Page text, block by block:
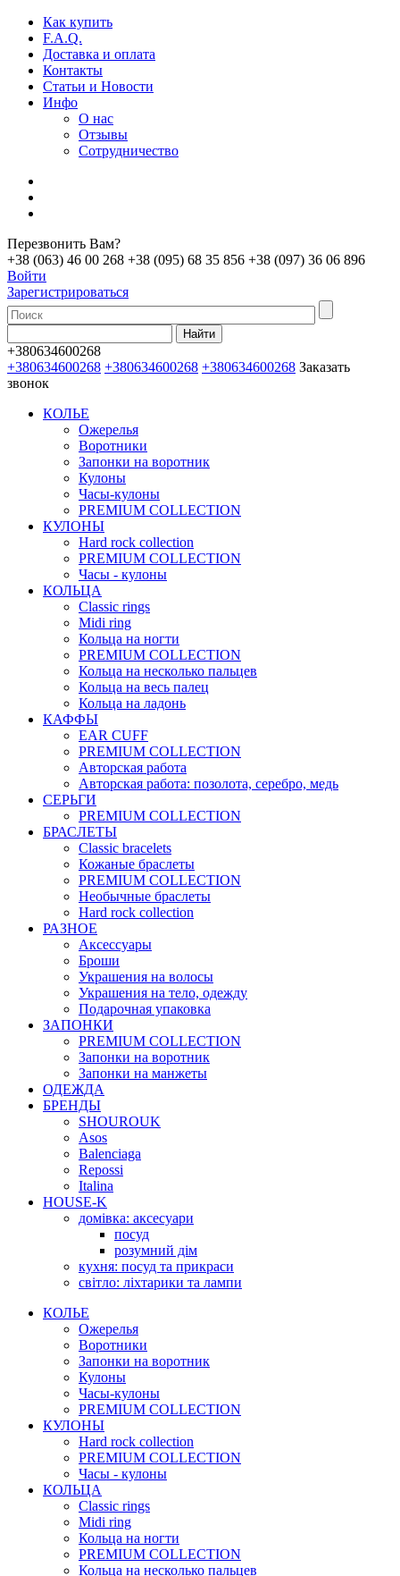
Как купить
F.A.Q.
Доставка и оплата
Контакты
Статьи и Новости
Инфо
О нас
Отзывы
Сотрудничество
Перезвонить Вам?
+38 (063) 46 00 268 +38 (095) 68 35 856 +38 (097) 36 06 896
Войти
Зарегистрироваться
+380634600268
+380634600268 +380634600268 +380634600268 Заказать
звонок
КОЛЬЕ
Ожерелья
Воротники
Запонки на воротник
Кулоны
Часы-кулоны
PREMIUM COLLECTION
КУЛОНЫ
Hard rock collection
PREMIUM COLLECTION
Часы - кулоны
КОЛЬЦА
Classic rings
Midi ring
Кольца на ногти
PREMIUM COLLECTION
Кольца на несколько пальцев
Кольца на весь палец
Кольца на ладонь
КАФФЫ
EAR CUFF
PREMIUM COLLECTION
Авторская работа
Авторская работа: позолота, серебро, медь
СЕРЬГИ
PREMIUM COLLECTION
БРАСЛЕТЫ
Classic bracelets
Кожаные браслеты
PREMIUM COLLECTION
Необычные браслеты
Hard rock collection
РАЗНОЕ
Аксессуары
Броши
Украшения на волосы
Украшения на тело, одежду
Подарочная упаковка
ЗАПОНКИ
PREMIUM COLLECTION
Запонки на воротник
Запонки на манжеты
ОДЕЖДА
БРЕНДЫ
SHOUROUK
Asos
Balenciaga
Repossi
Italina
HOUSE-K
домівка: аксесуари
посуд
розумний дім
кухня: посуд та прикраси
світло: ліхтарики та лампи
КОЛЬЕ
Ожерелья
Воротники
Запонки на воротник
Кулоны
Часы-кулоны
PREMIUM COLLECTION
КУЛОНЫ
Hard rock collection
PREMIUM COLLECTION
Часы - кулоны
КОЛЬЦА
Classic rings
Midi ring
Кольца на ногти
PREMIUM COLLECTION
Кольца на несколько пальцев